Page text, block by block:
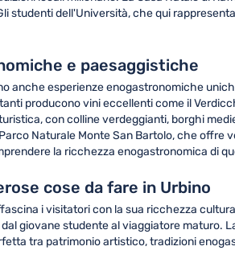
studenti dell'Università, che qui
e paesaggistiche
anche esperienze enogastronomiche
producono vini eccellenti come il
con colline verdeggianti, borghi
Naturale Monte San Bartolo, che
la ricchezza enogastronomica di
cose da fare in Urbino
i visitatori con la sua ricchezza
giovane studente al viaggiatore maturo.
tra patrimonio artistico, tradizioni